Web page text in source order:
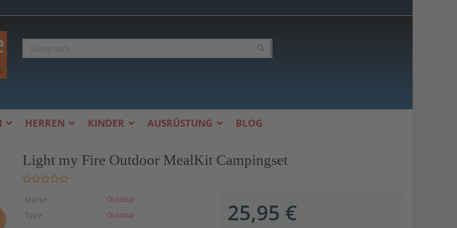
HERREN KINDER AUSRÜSTUNG BLOG
Light my Fire Outdoor MealKit Campingset
25,95 €
Marke
Outdoor
Type
Outdoor